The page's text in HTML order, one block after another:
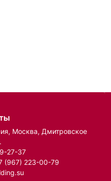
Москва, Дмитровское
27-37
(967) 223-00-79